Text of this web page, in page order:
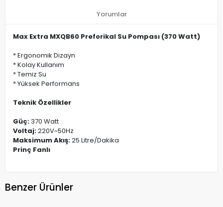
Yorumlar
Max Extra MXQB60 Preforikal Su Pompası (370 Watt)
* Ergonomik Dizayn
* Kolay Kullanım
* Temiz Su
* Yüksek Performans
Teknik Özellikler
Güç:370 Watt
Voltaj:220V~50Hz
Maksimum Akış:25 Litre/Dakika
Prinç Fanlı
Benzer Ürünler